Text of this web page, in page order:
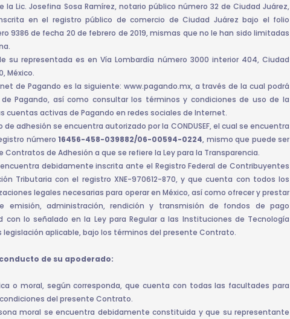
la Lic. Josefina Sosa Ramírez, notario público número 32 de Ciudad Juárez,
en el registro público de comercio de Ciudad Juárez bajo el folio
9386 de fecha 20 de febrero de 2019, mismas que no le han sido limitadas
su representada es en Vía Lombardía número 3000 interior 404, Ciudad
México.
de Pagando es la siguiente: www.pagando.mx, a través de la cual podrá
Pagando, así como consultar los términos y condiciones de uso de la
cuentas activas de Pagando en redes sociales de Internet.
adhesión se encuentra autorizado por la CONDUSEF, el cual se encuentra
número 16456-458-039882/06-00594-0224, mismo que puede ser
Contratos de Adhesión a que se refiere la Ley para la Transparencia.
debidamente inscrita ante el Registro Federal de Contribuyentes
Tributaria con el registro XNE-970612-870, y que cuenta con todos los
legales necesarias para operar en México, así como ofrecer y prestar
emisión, administración, rendición y transmisión de fondos de pago
con lo señalado en la Ley para Regular a las Instituciones de Tecnología
legislación aplicable, bajo los términos del presente Contrato.
de su apoderado:
o moral, según corresponda, que cuenta con todas las facultades para
del presente Contrato.
moral se encuentra debidamente constituida y que su representante